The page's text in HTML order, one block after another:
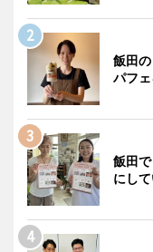
飯田
パフ
飯田
にし